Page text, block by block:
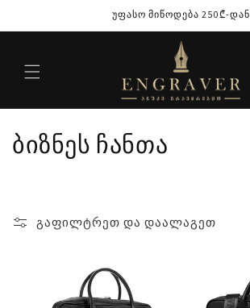
უფასო მიწოდება 250₾-დან
კ
ე
ბიზნეს ჩანთა
გაფილტრეთ და დაალაგეთ